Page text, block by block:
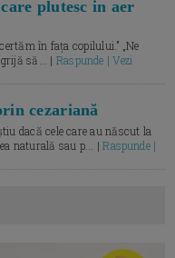
plutesc in aer
în fața copilului.” „Ne
să... | Raspunde | Vezi
cezariană
dacă cele care au născut la
naturală sau p... |Raspunde |